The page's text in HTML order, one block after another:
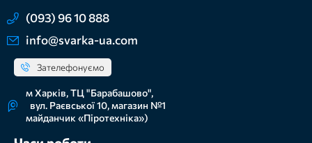
(093) 96 10 888
info@svarka-ua.com
Зателефонуємо
м Харків, ТЦ "Барабашово",
вул. Раєвської 10, магазин №1
майданчик «Піротехніка»)